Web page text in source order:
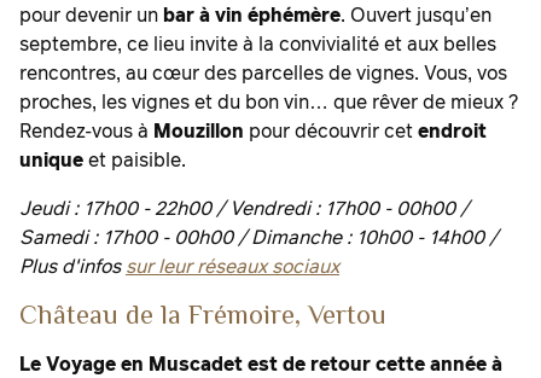
pour devenir un bar à vin éphémère. Ouvert jusqu’en
septembre, ce lieu invite à la convivialité et aux belles
rencontres, au cœur des parcelles de vignes. Vous, vos
proches, les vignes et du bon vin… que rêver de mieux ?
Rendez-vous à Mouzillon pour découvrir cetendroit
uniqueet paisible.
Jeudi : 17h00 - 22h00 / Vendredi : 17h00 - 00h00 /
Samedi : 17h00 - 00h00 /Dimanche : 10h00 - 14h00 /
Plus d'infossur leur réseaux sociaux
Château de la Frémoire, Vertou
Le Voyage en Muscadet est de retour cette année à